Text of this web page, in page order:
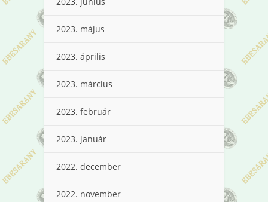
2023. május
2023. április
2023. március
2023. február
2023. január
2022. december
2022. november